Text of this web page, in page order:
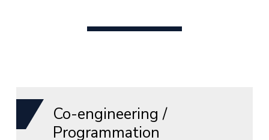
Co-engineering /
Programmation